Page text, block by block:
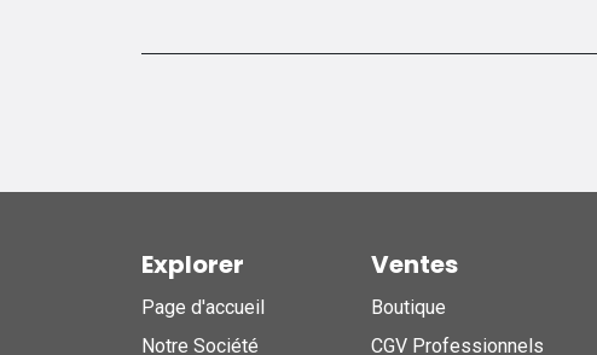
Explorer
Page d'accueil
Notre Société
Ventes
Boutique
CGV Professionnels